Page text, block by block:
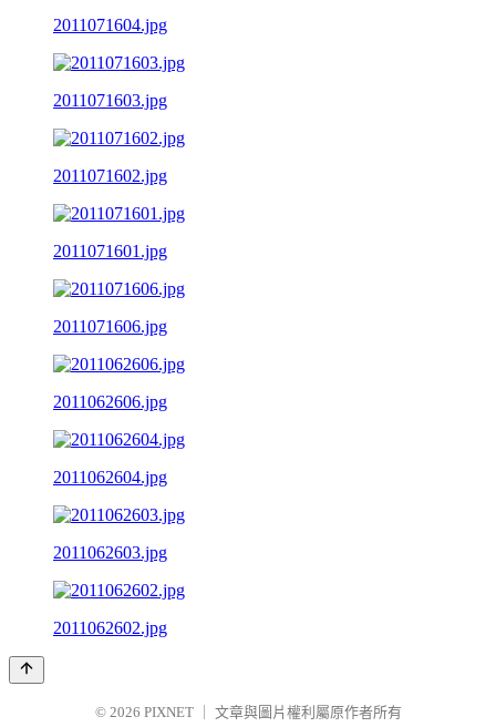
2011071604.jpg
2011071603.jpg
2011071602.jpg
2011071601.jpg
2011071606.jpg
2011062606.jpg
2011062604.jpg
2011062603.jpg
2011062602.jpg
© 2026 PIXNET
文章與圖片權利屬原作者所有